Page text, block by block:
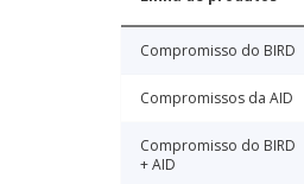
Compromisso do BIRD
Compromissos da AID
Compromisso do BIRD
+ AID